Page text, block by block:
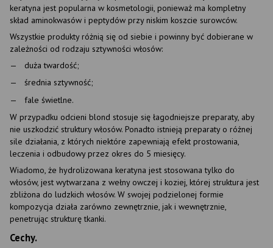
keratyna jest popularna w kosmetologii, ponieważ ma kompletny
skład aminokwasów i peptydów przy niskim koszcie surowców.
Wszystkie produkty różnią się od siebie i powinny być dobierane w
zależności od rodzaju sztywności włosów:
duża twardość;
średnia sztywność;
fale świetlne.
W przypadku odcieni blond stosuje się łagodniejsze preparaty, aby
nie uszkodzić struktury włosów. Ponadto istnieją preparaty o różnej
sile działania, z których niektóre zapewniają efekt prostowania,
leczenia i odbudowy przez okres do 5 miesięcy.
Wiadomo, że hydrolizowana keratyna jest stosowana tylko do
włosów, jest wytwarzana z wełny owczej i koziej, której struktura jest
zbliżona do ludzkich włosów. W swojej podzielonej formie
kompozycja działa zarówno zewnętrznie, jak i wewnętrznie,
penetrując strukturę tkanki.
Cechy.